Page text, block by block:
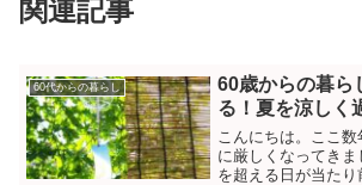
関連記事
60代からの暮らし
60歳からの暮ら
る！夏を涼しく
こんにちは。ここ
に厳しくなってき
を超える日が当たり